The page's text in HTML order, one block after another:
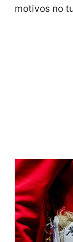
motivos no